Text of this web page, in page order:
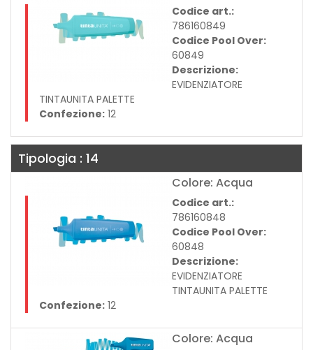
Codice art.:
786160849
Codice Pool Over:
60849
Descrizione:
EVIDENZIATORE
TINTAUNITA PALETTE
Confezione: 12
Tipologia : 14
Colore: Acqua
Codice art.:
786160848
Codice Pool Over:
60848
Descrizione:
EVIDENZIATORE
TINTAUNITA PALETTE
Confezione: 12
Colore: Acqua